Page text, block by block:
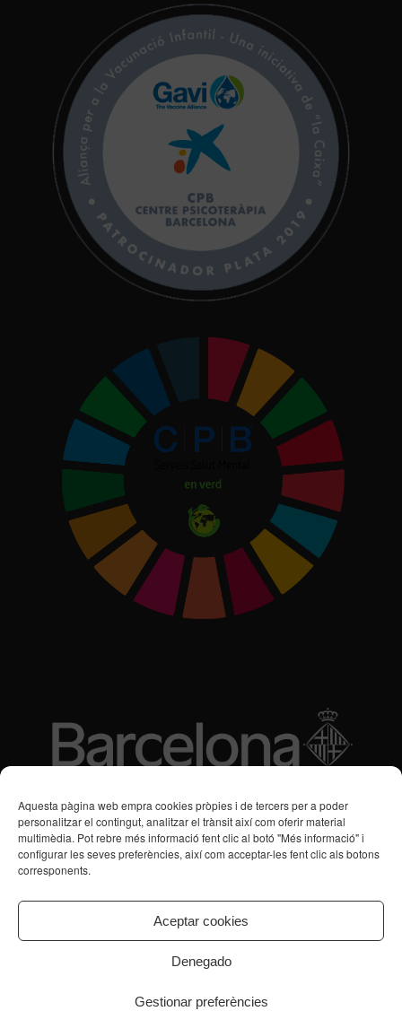
Aquesta pàgina web empra cookies pròpies i de tercers per a poder
personalitzar el contingut, analitzar el trànsit així com oferir material
multimèdia. Pot rebre més informació fent clic al botó "Més informació" i
configurar les seves preferències, així com acceptar-les fent clic als botons
corresponents.
Aceptar cookies
Denegado
Gestionar preferències
Subvencions des de 2016
Programa de Vacances/Suport Respir Familiar
Transtorns de Salut Mental